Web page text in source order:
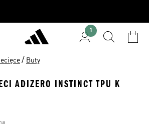
1
/ Buty
ADIZERO INSTINCT TPU K